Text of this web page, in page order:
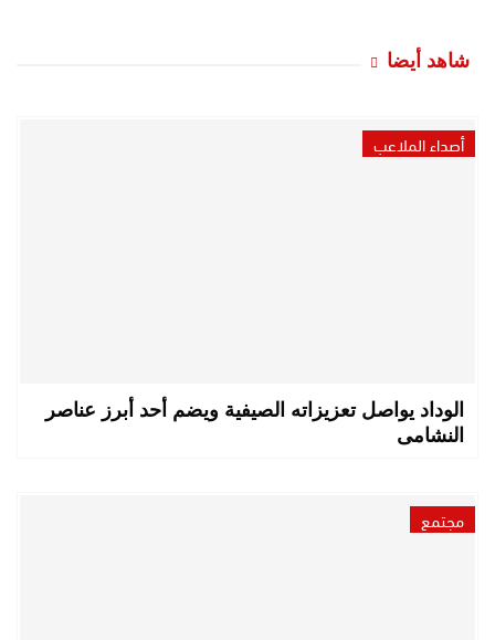
شاهد أيضا
أصداء الملاعب
الوداد يواصل تعزيزاته الصيفية ويضم أحد أبرز عناصر
النشامى
مجتمع